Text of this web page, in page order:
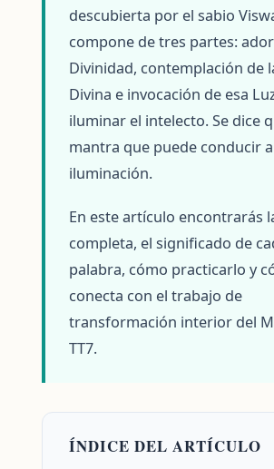
descubierta por el sabio
compone de tres partes:
Divinidad, contemplación de
Divina e invocación de esa
iluminar el intelecto. Se dice
mantra que puede conducir
iluminación.
En este artículo encontrarás
completa, el significado de
palabra, cómo practicarlo y
conecta con el trabajo de
transformación interior del
TT7.
ÍNDICE DEL ARTÍCULO